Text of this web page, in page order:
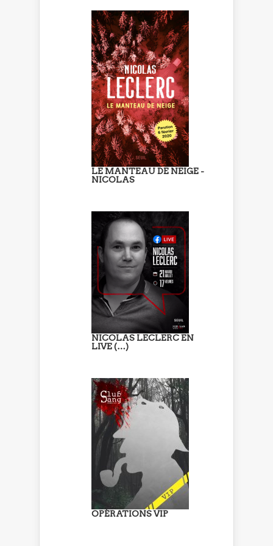
LE MANTEAU DE NEIGE -
NICOLAS
NICOLAS LECLERC EN
LIVE (…)
OPÉRATIONS VIP